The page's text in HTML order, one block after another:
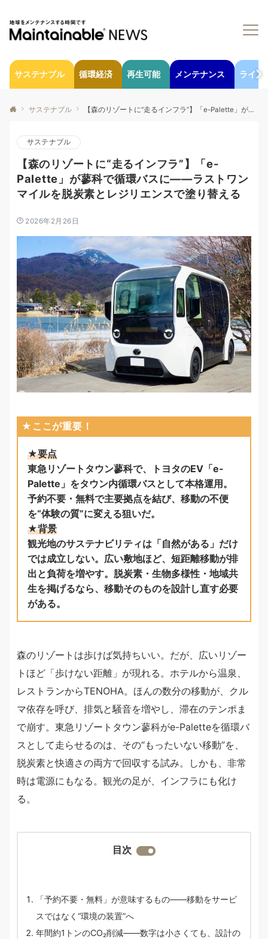
サステナブル 循環経済 再生可能 メンテナンス ライフ
サステナブル 【森のリゾートに“走るインフラ”】「e-Palette」が蓼科で循環バスに——ラストワンマイルを脱炭素とレジリエンスで塗り替える
サステナブル
【森のリゾートに“走るインフラ”】「e-
Palette」が蓼科で循環バスに——ラストワン
マイルを脱炭素とレジリエンスで塗り替える
2026年2月26日
★ここが重要！
★要点
東急リゾートタウン蓼科で、トヨタのEV「e-
Palette」をタウン内循環バスとして本格運用。
予約不要・無料で主要拠点を結び、移動の不便
を“体験の質”に変える狙いだ。
★背景
観光地のサステナビリティは「自然がある」だけ
では成立しない。広い敷地ほど、短距離移動が排
出と負荷を増やす。脱炭素・生物多様性・地域共
生を掲げるなら、移動そのものを設計し直す必要
がある。
森のリゾートは歩けば気持ちいい。だが、広いリゾー
トほど「歩けない距離」が現れる。ホテルから温泉、
レストランからTENOHA。ほんの数分の移動が、クル
マ依存を呼び、排気と騒音を増やし、滞在のテンポま
で崩す。東急リゾートタウン蓼科がe-Paletteを循環バ
スとして走らせるのは、その“もったいない移動”を、
脱炭素と快適さの両方で回収する試み。しかも、非常
時は電源にもなる。観光の足が、インフラにも化け
る。
目次
「予約不要・無料」が意味するもの——移動をサービ
スではなく“環境の装置”へ
年間約1トンのCO₂削減——数字は小さくても、設計の